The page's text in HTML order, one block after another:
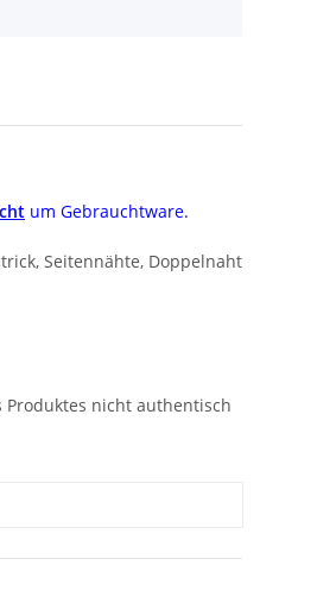
um Gebrauchtware.
Seitennähte, Doppelnaht
nicht authentisch